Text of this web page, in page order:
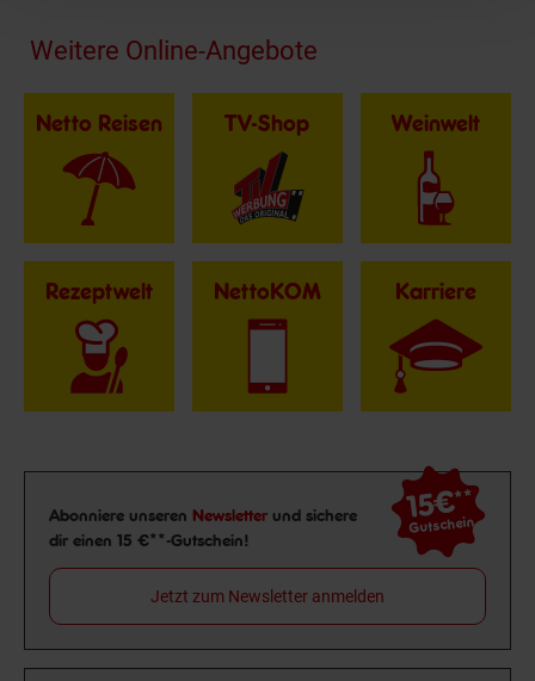
Fußzeile
Weitere Online-Angebote
Netto Reisen TV-Shop Weinwelt
Rezeptwelt NettoKOM Karriere
Newsletter Anmeldung
Abonniere unseren Newsletter und sichere
dir einen 15 €**-Gutschein!
15€**
Gutschein
Jetzt zum Newsletter anmelden